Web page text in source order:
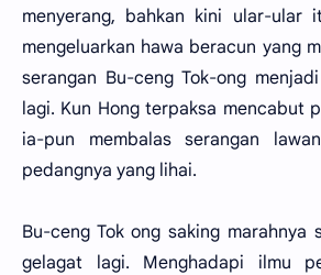
menyerang, bahkan kini ular-ular
mengeluarkan hawa beracun yang
serangan Bu-ceng Tok-ong
lagi. Kun Hong terpaksa mencabut
ia-pun membalas serangan
pedangnya yang lihai.
Bu-ceng Tok ong saking marahnya
gelagat lagi. Menghadapi ilmu